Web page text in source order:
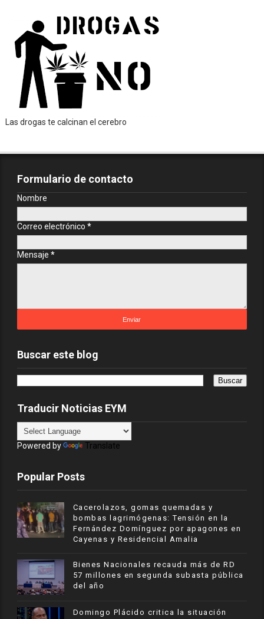
Las drogas te calcinan el cerebro
Formulario de contacto
Nombre
Correo electrónico *
Mensaje *
Buscar este blog
Traducir Noticias EYM
Powered by Translate
Popular Posts
Cacerolazos, gomas quemadas y
bombas lagrimógenas: Tensión en la
Fernández Domínguez por apagones en
Cayenas y Residencial Amalia
Bienes Nacionales recauda más de RD
57 millones en segunda subasta pública
del año
​Domingo Plácido critica la situación